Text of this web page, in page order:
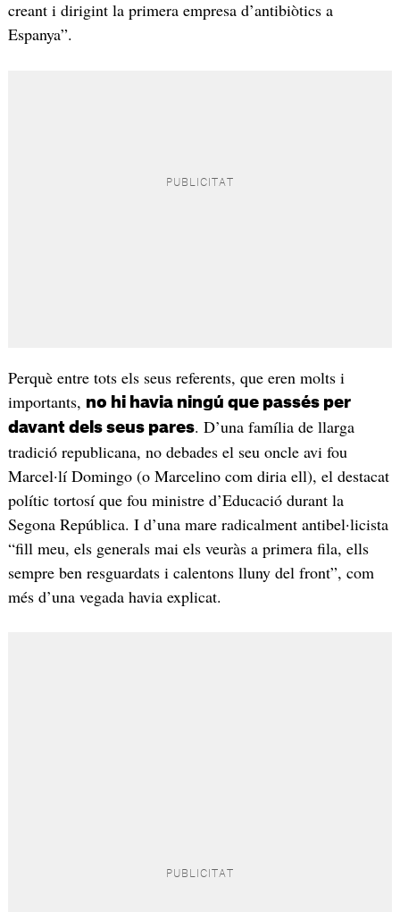
creant i dirigint la primera empresa d’antibiòtics a
Espanya”.
Perquè entre tots els seus referents, que eren molts i
importants, no hi havia ningú que passés per
davant dels seus pares. D’una família de llarga
tradició republicana, no debades el seu oncle avi fou
Marcel·lí Domingo (o Marcelino com diria ell), el destacat
polític tortosí que fou ministre d’Educació durant la
Segona República. I d’una mare radicalment antibel·licista
“fill meu, els generals mai els veuràs a primera fila, ells
sempre ben resguardats i calentons lluny del front”, com
més d’una vegada havia explicat.